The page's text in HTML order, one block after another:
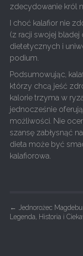
zdecydowanie król
I choć kalafior nie
(z racji swojej bladej
dietetycznych i
podium.
Podsumowując,
którzy chcą jeść
kalorie trzyma w
jednocześnie
możliwości. Nie
szansę zabłysnąć
dieta może być
kalafiorowa.
P
o
←
Jednorożec
Legenda, Historia i